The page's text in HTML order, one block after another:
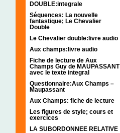
DOUBLE:integrale
Séquences: La nouvelle
fantastique; Le Chevalier
Double
Le Chevalier double:livre audio
Aux champs:livre audio
Fiche de lecture de Aux
Champs Guy de MAUPASSANT
avec le texte integral
Questionnaire:Aux Champs –
Maupassant
Aux Champs: fiche de lecture
Les figures de style; cours et
exercices
LA SUBORDONNEE RELATIVE